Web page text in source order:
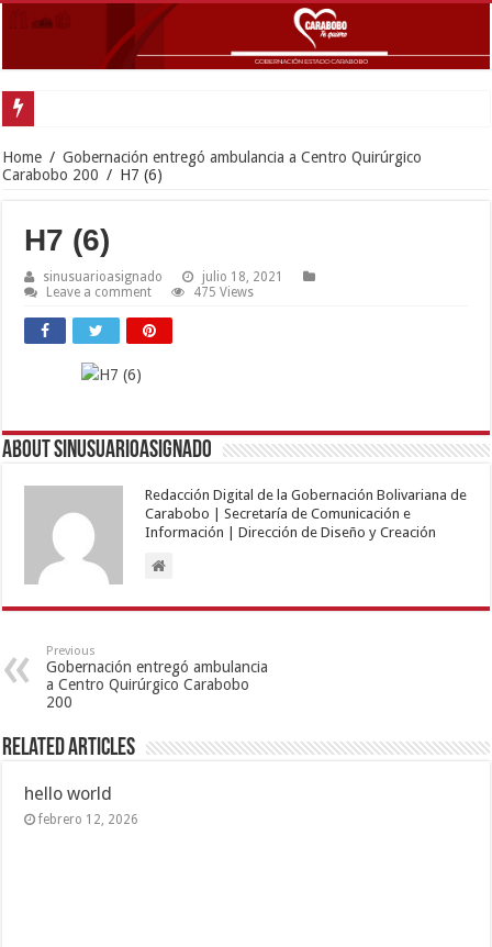
Home / Gobernación entregó ambulancia a Centro Quirúrgico
Carabobo 200 / H7 (6)
H7 (6)
sinusuarioasignado
julio 18, 2021
Leave a comment
475 Views
About sinusuarioasignado
Redacción Digital de la Gobernación Bolivariana de
Carabobo | Secretaría de Comunicación e
Información | Dirección de Diseño y Creación
Previous
Gobernación entregó ambulancia
a Centro Quirúrgico Carabobo
200
Related Articles
hello world
febrero 12, 2026